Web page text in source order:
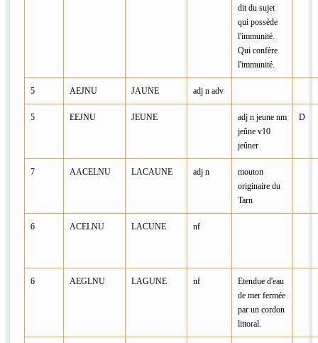
dit du sujet
qui possède
l'immunité.
Qui confère
l'immunité.
5 AEJNU JAUNE adj n adv
5 EEJNU JEUNE
adj n jeune nm
jeûne v10
jeûner
D
7 AACELNU LACAUNE adj n
mouton
originaire du
Tarn
6 ACELNU LACUNE nf
6 AEGLNU LAGUNE nf
Etendue d'eau
de mer fermée
par un cordon
littoral.